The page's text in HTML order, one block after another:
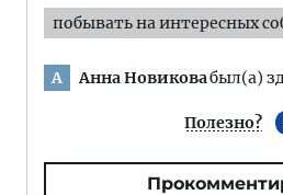
побывать на интересных
А Анна Новиковабыл(а)
Полезно?